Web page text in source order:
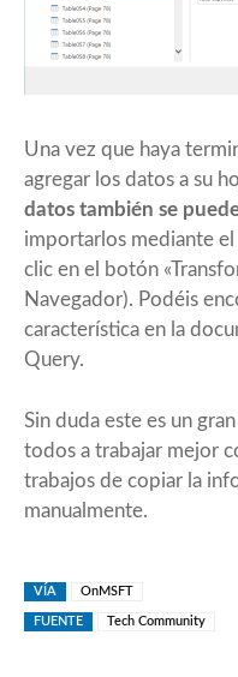
Una vez que haya
agregar los datos a su
datos también se
importarlos mediante
clic en el botón
Navegador). Podéis
característica en la
Query.
Sin duda este es un
todos a trabajar mejor
trabajos de copiar la
manualmente.
VÍA OnMSFT
FUENTE Tech Community